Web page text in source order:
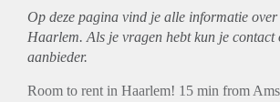
Op deze pagina vind je alle informatie
Haarlem. Als je vragen hebt kun je contact
aanbieder.
Room to rent in Haarlem! 15 min from